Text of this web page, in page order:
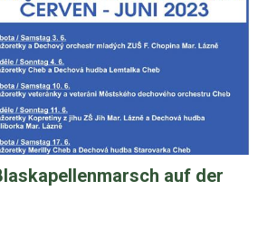
auf der